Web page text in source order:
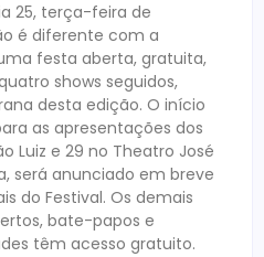
25, terça-feira de
é diferente com a
festa aberta, gratuita,
shows seguidos,
desta edição. O início
as apresentações dos
Luiz e 29 no Theatro José
será anunciado em breve
do Festival. Os demais
bate-papos e
têm acesso gratuito.